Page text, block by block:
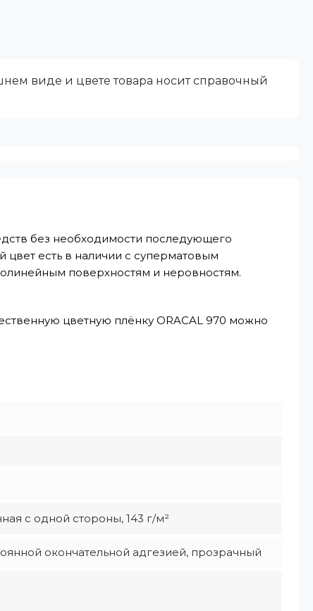
виде и цвете товара носит справочный
без необходимости последующего
есть в наличии с суперматовым
поверхностям и неровностям.
цветную плёнку ORACAL 970 можно
с одной стороны, 143 г/м²
окончательной адгезией, прозрачный